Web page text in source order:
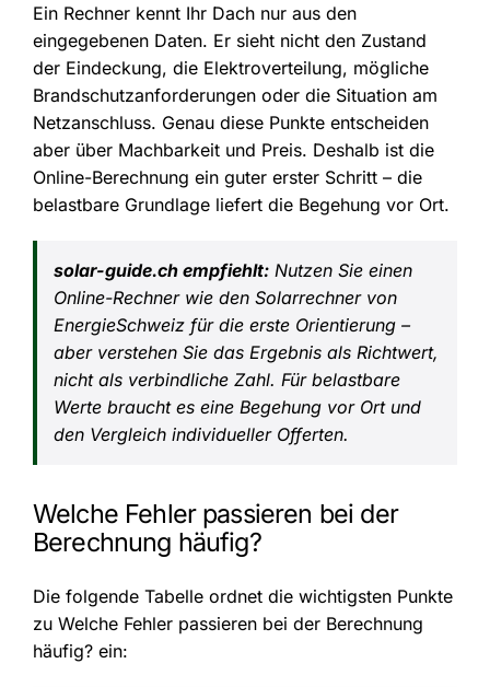
Ein Rechner kennt Ihr Dach nur aus den
eingegebenen Daten. Er sieht nicht den Zustand
der Eindeckung, die Elektroverteilung, mögliche
Brandschutzanforderungen oder die Situation am
Netzanschluss. Genau diese Punkte entscheiden
aber über Machbarkeit und Preis. Deshalb ist die
Online-Berechnung ein guter erster Schritt – die
belastbare Grundlage liefert die Begehung vor Ort.
solar-guide.ch empfiehlt:Nutzen Sie einen
Online-Rechner wie den Solarrechner von
EnergieSchweiz für die erste Orientierung –
aber verstehen Sie das Ergebnis als Richtwert,
nicht als verbindliche Zahl. Für belastbare
Werte braucht es eine Begehung vor Ort und
den Vergleich individueller Offerten.
Welche Fehler passieren bei der
Berechnung häufig?
Die folgende Tabelle ordnet die wichtigsten Punkte
zu Welche Fehler passieren bei der Berechnung
häufig? ein: